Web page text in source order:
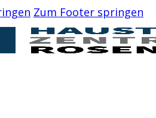
Zum Footer springen